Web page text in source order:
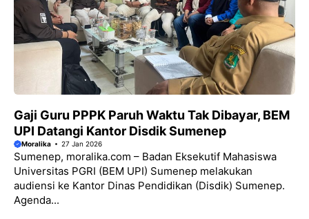
Gaji Guru PPPK Paruh Waktu Tak Dibayar, BEM
UPI Datangi Kantor Disdik Sumenep
Moralika 27 Jan 2026
Sumenep, moralika.com – Badan Eksekutif Mahasiswa
Universitas PGRI (BEM UPI) Sumenep melakukan
audiensi ke Kantor Dinas Pendidikan (Disdik) Sumenep.
Agenda...